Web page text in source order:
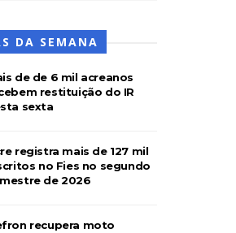
DA SEMANA
de de 6 mil acreanos
restituição do IR
sexta
registra mais de 127 mil
no Fies no segundo
de 2026
recupera moto